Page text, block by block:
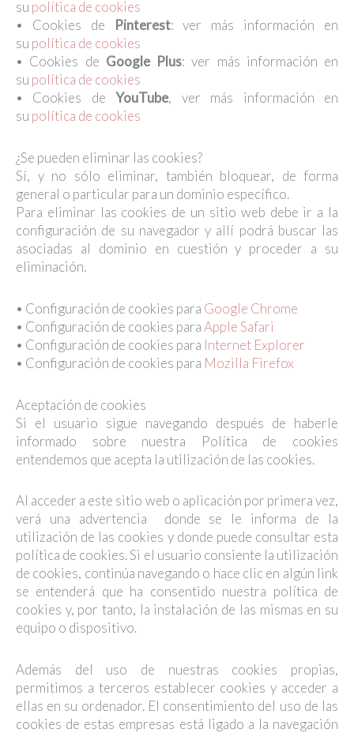
su política de cookies
• Cookies de
Pinterest: ver más información en
su política de cookies
• Cookies de Google Plus: ver más información en
su política de cookies
• Cookies deYouTube, ver más información en
su política de cookies
¿Se pueden eliminar las cookies?
Sí, y no sólo eliminar, también bloquear, de forma
general o particular para un dominio específico.
Para eliminar las cookies de un sitio web debe ir a la
configuración de su navegador y allí podrá buscar las
asociadas al dominio en cuestión y proceder a su
eliminación.
• Configuración de cookies para Google Chrome
• Configuración de cookies paraApple Safari
• Configuración de cookies para Internet Explorer
• Configuración de cookies para Mozilla Firefox
Aceptación de cookies
Si el usuario sigue navegando después de haberle
informado sobre nuestra Política de cookies
entendemos que acepta la utilización de las cookies.
Al acceder a este sitio web o aplicación por primera vez,
verá una advertencia donde se le informa de la
utilización de las cookies y donde puede consultar esta
política de cookies. Si el usuario consiente la utilización
de cookies, continúa navegando o hace clic en algún link
se entenderá que ha consentido nuestra política de
cookies y, por tanto, la instalación de las mismas en su
equipo o dispositivo.
Además del uso de nuestras cookies propias,
permitimos a terceros establecer cookies y acceder a
ellas en su ordenador. El consentimiento del uso de las
cookies de estas empresas está ligado a la navegación